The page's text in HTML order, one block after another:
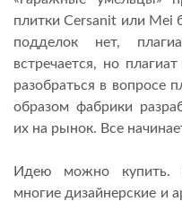
плитки Cersanit или Mei
подделок нет,
встречается, но
разобраться в вопросе
образом фабрики
их на рынок. Все
Идею можно купить.
многие дизайнерские и